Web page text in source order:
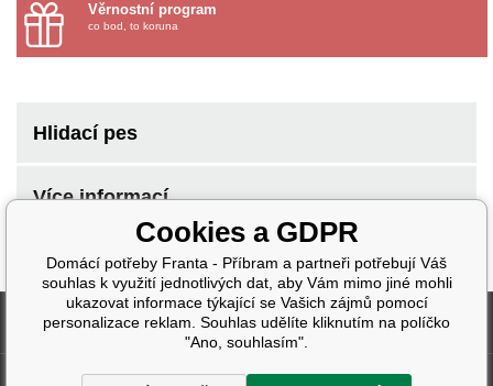
Věrnostní program
co bod, to koruna
Hlidací pes
Více informací
Fakturační údaje
Cookies a GDPR
Domácí potřeby Franta - Příbram a partneři potřebují Váš
souhlas k využití jednotlivých dat, aby Vám mimo jiné mohli
ukazovat informace týkající se Vašich zájmů pomocí
personalizace reklam. Souhlas udělíte kliknutím na políčko
"Ano, souhlasím".